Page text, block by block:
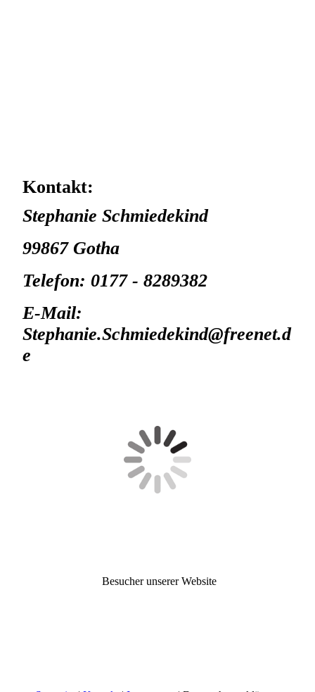
Kontakt:
Stephanie Schmiedekind
99867 Gotha
Telefon: 0177 - 8289382
E-Mail:
Stephanie.Schmiedekind@freenet.d
e
Besucher unserer Website